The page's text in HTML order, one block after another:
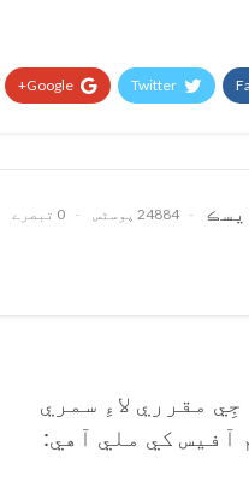
Twitter
Google+
24884 پوسٹس 0 تبصرے
مقرري لاءِ سمري
آفيس کي ملي آهي: